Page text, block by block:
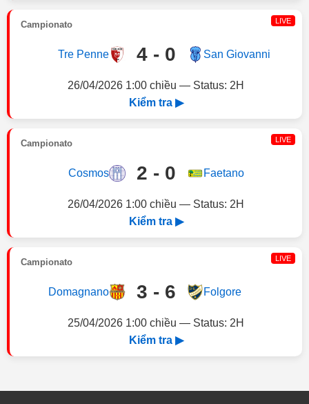
Campionato LIVE
Tre Penne 4 - 0 San Giovanni
26/04/2026 1:00 chiều — Status: 2H
Kiểm tra ▶
Campionato LIVE
Cosmos 2 - 0 Faetano
26/04/2026 1:00 chiều — Status: 2H
Kiểm tra ▶
Campionato LIVE
Domagnano 3 - 6 Folgore
25/04/2026 1:00 chiều — Status: 2H
Kiểm tra ▶